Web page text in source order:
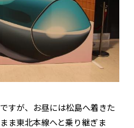
すが、お昼には松島へ着きた
ま東北本線へと乗り継ぎま